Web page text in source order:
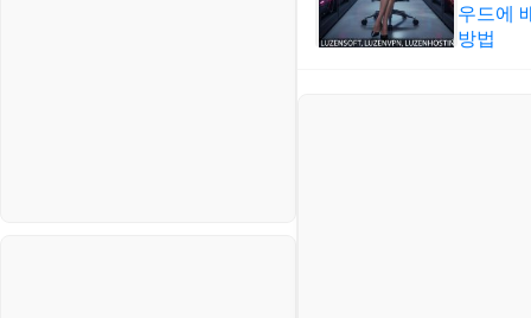
우드에
방법